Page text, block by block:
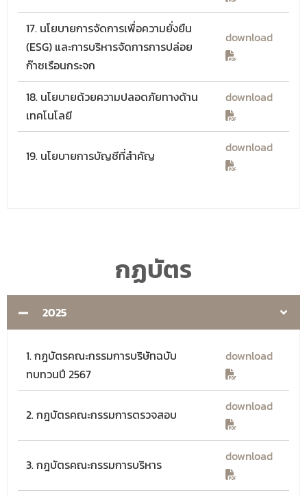
17. นโยบายการจัดการเพื่อความยั่งยืน
(ESG) และการบริหารจัดการการปล่อย
ก๊าซเรือนกระจก
download
18. นโยบายด้วยความปลอดภัยทางด้าน
เทคโนโลยี
download
19. นโยบายการบัญชีที่สำคัญ
download
กฏบัตร
2025
1. กฎบัตรคณะกรรมการบริษัทฉบับ
ทบทวนปี 2567
download
2. กฎบัตรคณะกรรมการตรวจสอบ
download
3. กฎบัตรคณะกรรมการบริหาร
download